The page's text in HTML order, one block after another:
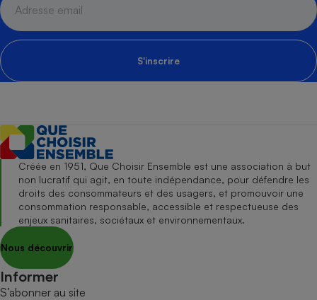
S'inscrire
Créée en 1951, Que Choisir Ensemble est une association à but
non lucratif qui agit, en toute indépendance, pour défendre les
droits des consommateurs et des usagers, et promouvoir une
consommation responsable, accessible et respectueuse des
enjeux sanitaires, sociétaux et environnementaux.
Nous découvrir
Informer
S’abonner au site